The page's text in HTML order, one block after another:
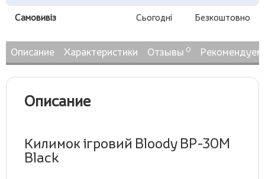
Самовивіз Сьогодні Безкоштовно
Описание Характеристики Отзывы 0
Описание
Килимок ігровий Bloody BP-30M
Black